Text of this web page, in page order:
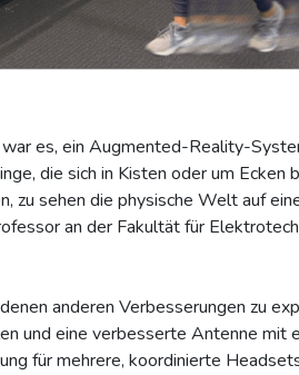
es, ein Augmented-Reality-
die sich in Kisten oder um Ecken
zu sehen die physische Welt auf
an der Fakultät für
anderen Verbesserungen zu
und eine verbesserte Antenne mit
für mehrere, koordinierte